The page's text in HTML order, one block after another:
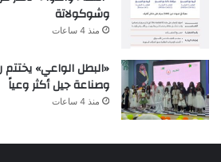
وشوكولاتة
منذ 4 ساعات
«البطل الواعي» يختتم
وصناعة جيل أكثر وعياً
منذ 4 ساعات